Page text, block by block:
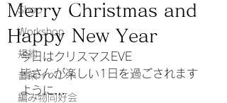
Shop
Workshop
規約
音楽イベント
編み物同好会
Merry Christmas and
Happy New Year
今日はクリスマスEVE
皆さんが楽しい1日を過ごされます
ように…